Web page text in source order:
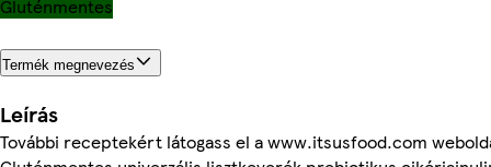
Gluténmentes
Termék megnevezés
Leírás
További receptekért látogass el a www.itsusfood.com